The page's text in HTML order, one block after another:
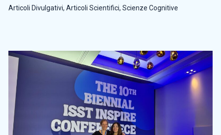
Articoli Divulgativi, Articoli Scientifici, Scienze Cognitive